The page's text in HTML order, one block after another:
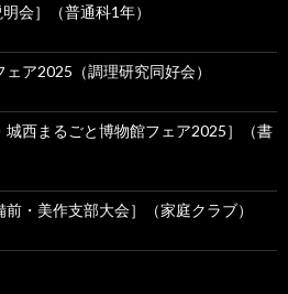
会］（普通科1年）
ア2025（調理研究同好会）
西まるごと博物館フェア2025］（書
・美作支部大会］（家庭クラブ）